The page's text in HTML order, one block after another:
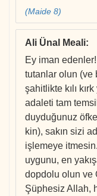
(Maide 8)
Ali Ünal Meali:
Ey iman
tutanlar olun (ve
şahitlikte kılı
adaleti tam
duyduğunuz
kin), sakın sizi
işlemeye
uygunu, en
dopdolu olun ve
Şüphesiz Allah,